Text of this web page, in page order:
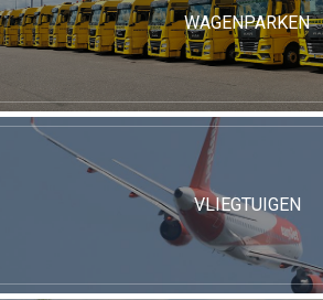
WAGENPARKEN
VLIEGTUIGEN